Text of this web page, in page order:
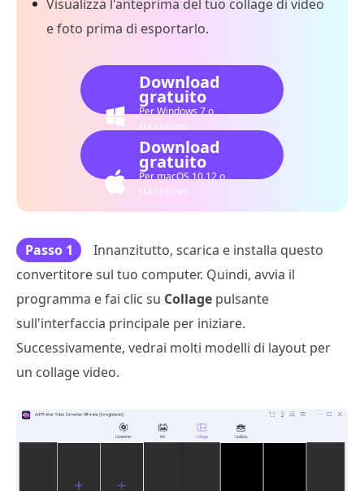
Visualizza l'anteprima del tuo collage di video
e foto prima di esportarlo.
Download
gratuito
Per Windows 7 o
successivo
Download
gratuito
Per macOS 10.12 o
successivo
Passo 1
Innanzitutto, scarica e installa questo
convertitore sul tuo computer. Quindi, avvia il
programma e fai clic su Collage pulsante
sull'interfaccia principale per iniziare.
Successivamente, vedrai molti modelli di layout per
un collage video.